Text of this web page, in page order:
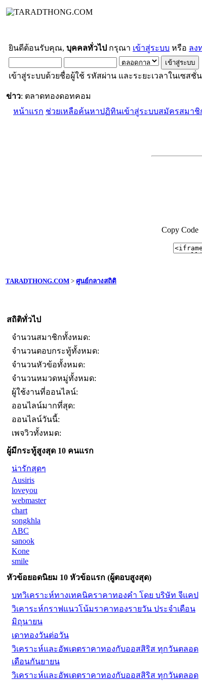
ยินดีต้อนรับคุณ, บุคคลทั่วไป กรุณา เข้าสู่ระบบ หรือ ลง
เข้าสู่ระบบด้วยชื่อผู้ใช้ รหัสผ่าน และระยะเวลาในเซสชั่น
ข่าว: ตลาดทองดอทคอม
หน้าแรก ช่วยเหลือค้นหาปฏิทินเข้าสู่ระบบสมัครสมาชิ
Copy Code
TARADTHONG.COM > ศูนย์กลางสถิติ
สถิติทั่วไป
จำนวนสมาชิกทั้งหมด:
จำนวนตอบกระทู้ทั้งหมด:
จำนวนหัวข้อทั้งหมด:
จำนวนหมวดหมู่ทั้งหมด:
ผู้ใช้งานที่ออนไลน์:
ออนไลน์มากที่สุด:
ออนไลน์วันนี้:
เพจวิวทั้งหมด:
ผู้มีกระทู้สูงสุด 10 คนแรก
น่ารักสุดๆ
Ausiris
loveyou
webmaster
chart
songkhla
ABC
sanook
Kone
smile
หัวข้อยอดนิยม 10 หัวข้อแรก (ผู้ตอบสูงสุด)
บทวิเคราะห์ทางเทคนิคราคาทองคำ โดย บริษัท จีแคป
วิเคาระห์กราฟแนวโน้มราคาทองรายวัน ประจำเดือน
มิถุนายน
เดาทองวันต่อวัน
วิเคราะห์และอัพเดตราคาทองกับออสสิริส ทุกวันตลอด
เดือนกันยายน
วิเคราะห์และอัพเดตราคาทองกับออสสิริส ทุกวันตลอด